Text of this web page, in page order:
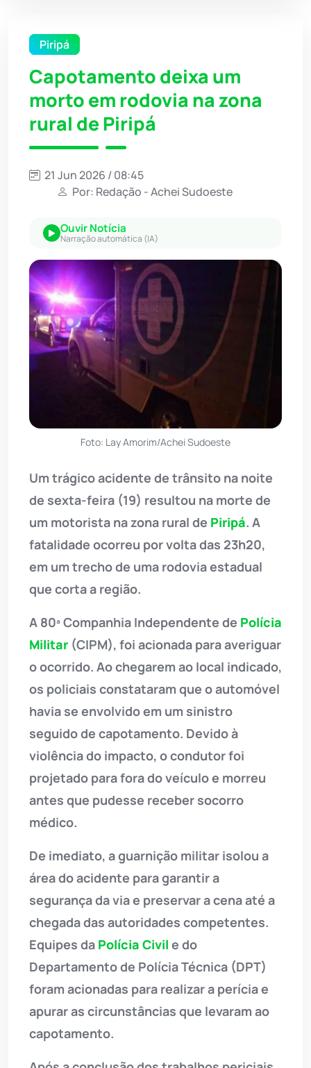
Piripá
Capotamento deixa um
morto em rodovia na zona
rural de Piripá
21 Jun 2026 / 08:45
Por: Redação - Achei Sudoeste
Ouvir Notícia
Narração automática (IA)
Foto: Lay Amorim/Achei Sudoeste
Um trágico acidente de trânsito na noite
de sexta-feira (19) resultou na morte de
um motorista na zona rural de Piripá. A
fatalidade ocorreu por volta das 23h20,
em um trecho de uma rodovia estadual
que corta a região.
A 80ª Companhia Independente de Polícia
Militar (CIPM), foi acionada para averiguar
o ocorrido. Ao chegarem ao local indicado,
os policiais constataram que o automóvel
havia se envolvido em um sinistro
seguido de capotamento. Devido à
violência do impacto, o condutor foi
projetado para fora do veículo e morreu
antes que pudesse receber socorro
médico.
De imediato, a guarnição militar isolou a
área do acidente para garantir a
segurança da via e preservar a cena até a
chegada das autoridades competentes.
Equipes da Polícia Civil e do
Departamento de Polícia Técnica (DPT)
foram acionadas para realizar a perícia e
apurar as circunstâncias que levaram ao
capotamento.